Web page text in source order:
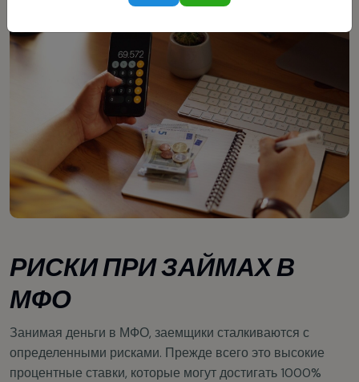
РИСКИ ПРИ ЗАЙМАХ В
МФО
Занимая деньги в МФО, заемщики сталкиваются с
определенными рисками. Прежде всего это высокие
процентные ставки, которые могут достигать 1000%